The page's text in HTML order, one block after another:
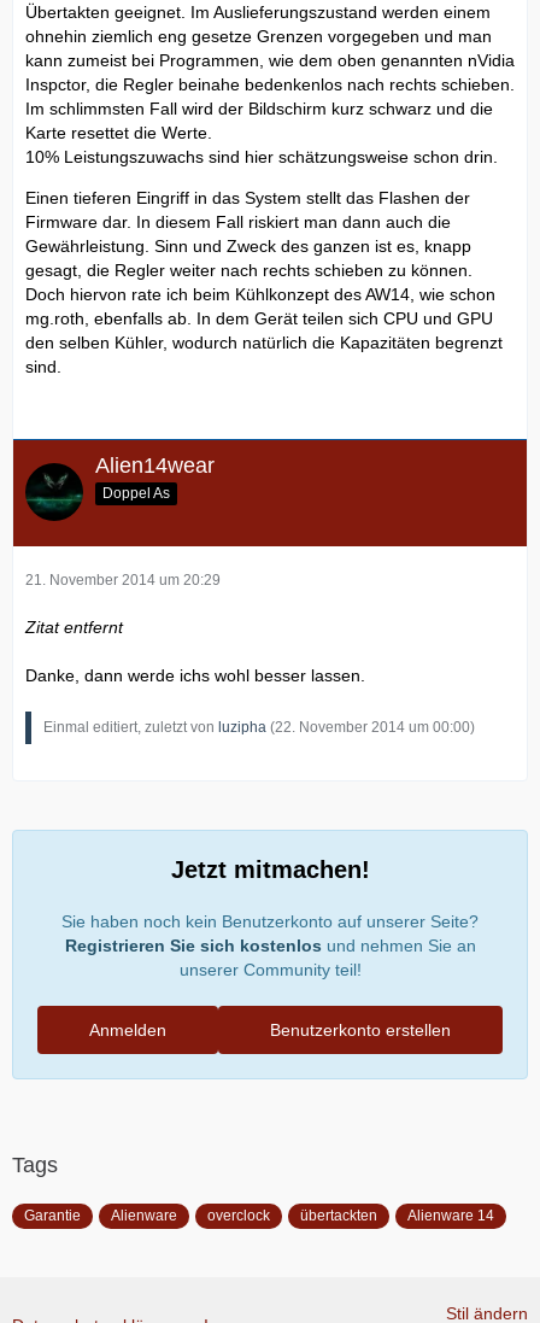
Übertakten geeignet. Im Auslieferungszustand werden einem
ohnehin ziemlich eng gesetze Grenzen vorgegeben und man
kann zumeist bei Programmen, wie dem oben genannten nVidia
Inspctor, die Regler beinahe bedenkenlos nach rechts schieben.
Im schlimmsten Fall wird der Bildschirm kurz schwarz und die
Karte resettet die Werte.
10% Leistungszuwachs sind hier schätzungsweise schon drin.
Einen tieferen Eingriff in das System stellt das Flashen der
Firmware dar. In diesem Fall riskiert man dann auch die
Gewährleistung. Sinn und Zweck des ganzen ist es, knapp
gesagt, die Regler weiter nach rechts schieben zu können.
Doch hiervon rate ich beim Kühlkonzept des AW14, wie schon
mg.roth, ebenfalls ab. In dem Gerät teilen sich CPU und GPU
den selben Kühler, wodurch natürlich die Kapazitäten begrenzt
sind.
Alien14wear
Doppel As
21. November 2014 um 20:29
Zitat entfernt
Danke, dann werde ichs wohl besser lassen.
Einmal editiert, zuletzt von luzipha (22. November 2014 um 00:00)
Jetzt mitmachen!
Sie haben noch kein Benutzerkonto auf unserer Seite?
Registrieren Sie sich kostenlos und nehmen Sie an
unserer Community teil!
Benutzerkonto erstellen
Anmelden
Tags
Garantie Alienware overclock übertackten Alienware 14
Stil ändern